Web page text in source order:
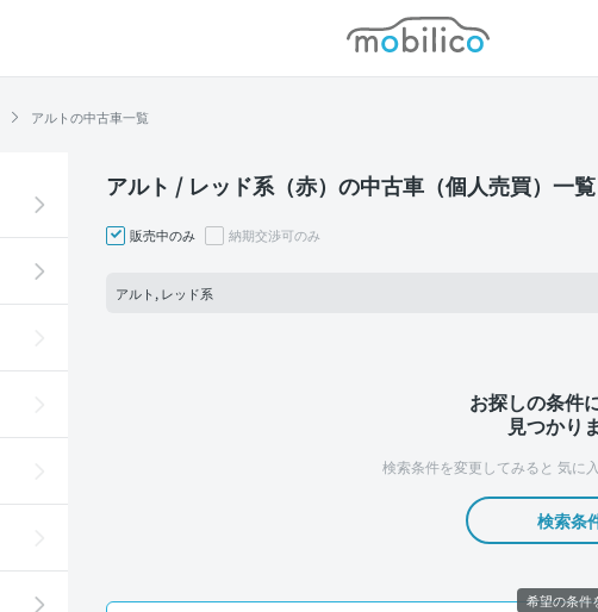
モビリコ
アルトの中古車一覧
アルト / レッド系（赤）の中古車（個人売買）一覧
販売中のみ 納期交渉可のみ
アルト, レッド系
お探しの条件
見つかり
検索条件を変更してみると 気に
検索条
希望の条件